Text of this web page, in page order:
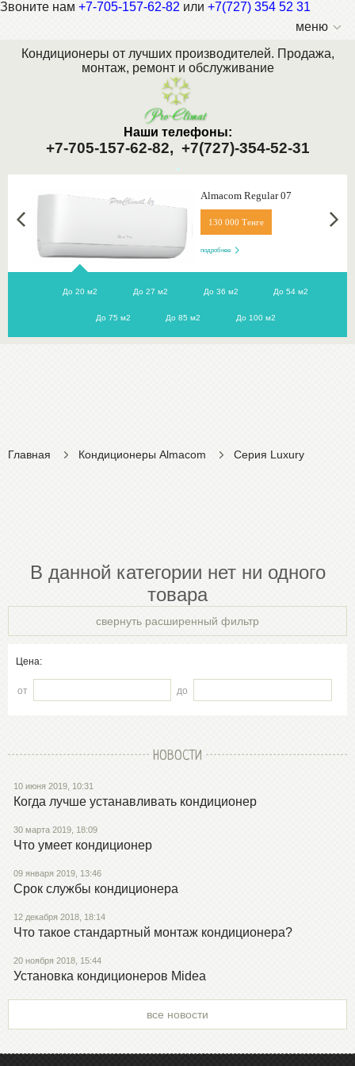
Звоните нам +7-705-157-62-82 или +7(727) 354 52 31
меню
Кондиционеры от лучших производителей. Продажа,
монтаж, ремонт и обслуживание
Наши телефоны:
+7-705-157-62-82, +7(727)-354-52-31
.
Almacom Regular 07
130 000 Тенге
подробнее
До 20 м2 До 27 м2 До 36 м2 До 54 м2
До 75 м2 До 85 м2 До 100 м2
Главная Кондиционеры Almacom Серия Luxury
В данной категории нет ни одного
товара
свернуть расширенный фильтр
Цена:
от до
НОВОСТИ
10 июня 2019, 10:31
Когда лучше устанавливать кондиционер
30 марта 2019, 18:09
Что умеет кондиционер
09 января 2019, 13:46
Срок службы кондиционера
12 декабря 2018, 18:14
Что такое стандартный монтаж кондиционера?
20 ноября 2018, 15:44
Установка кондиционеров Midea
все новости